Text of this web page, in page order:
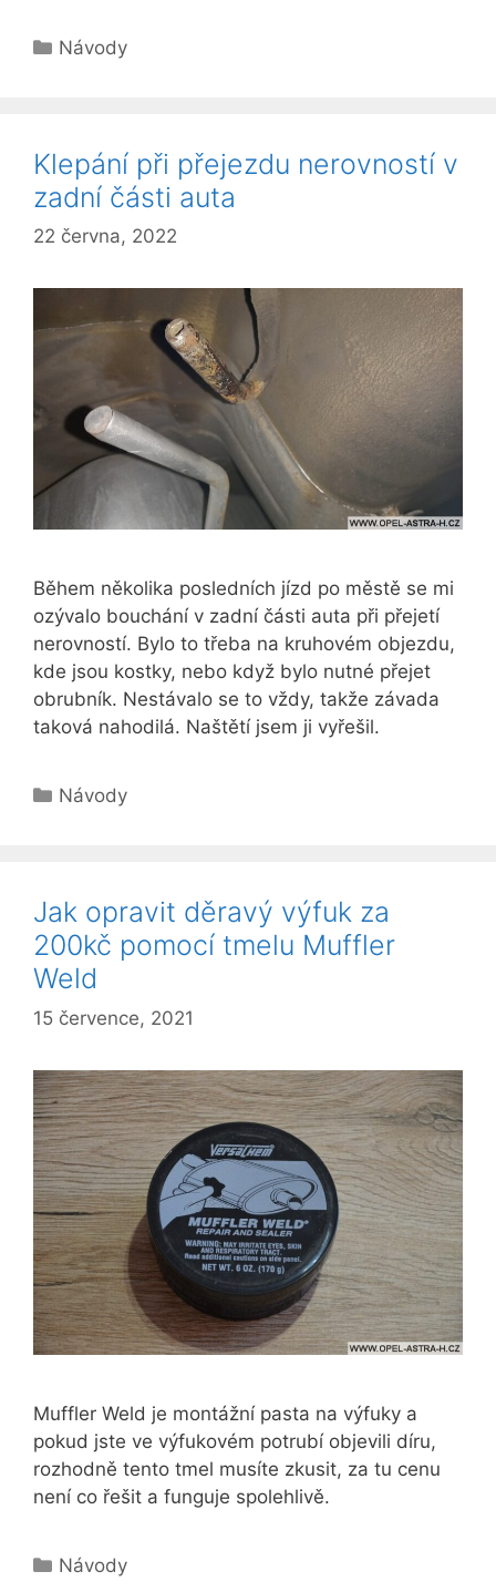
Rubriky
Návody
Klepání při přejezdu nerovností v
zadní části auta
22 června, 2022
Během několika posledních jízd po městě se mi
ozývalo bouchání v zadní části auta při přejetí
nerovností. Bylo to třeba na kruhovém objezdu,
kde jsou kostky, nebo když bylo nutné přejet
obrubník. Nestávalo se to vždy, takže závada
taková nahodilá. Naštětí jsem ji vyřešil.
Rubriky
Návody
Jak opravit děravý výfuk za
200kč pomocí tmelu Muffler
Weld
15 července, 2021
Muffler Weld je montážní pasta na výfuky a
pokud jste ve výfukovém potrubí objevili díru,
rozhodně tento tmel musíte zkusit, za tu cenu
není co řešit a funguje spolehlivě.
Rubriky
Návody